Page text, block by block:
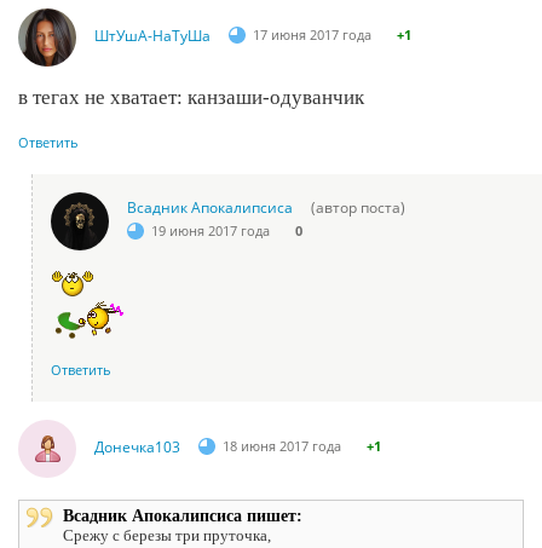
ШтУшА-НаТуШа 17 июня 2017 года +1
в тегах не хватает: канзаши-одуванчик
Ответить
Всадник Апокалипсиса (автор поста)
19 июня 2017 года 0
Ответить
Донечка103 18 июня 2017 года +1
Всадник Апокалипсиса пишет:
Срежу с березы три пруточка,